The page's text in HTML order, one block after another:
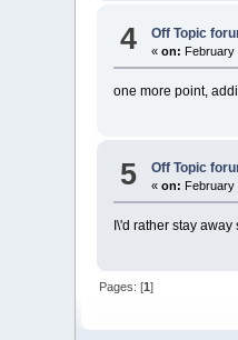
4 Off Topic
«on: February
one more point,
5 Off Topic
«on: February
I\'d rather stay
Pages: [1]